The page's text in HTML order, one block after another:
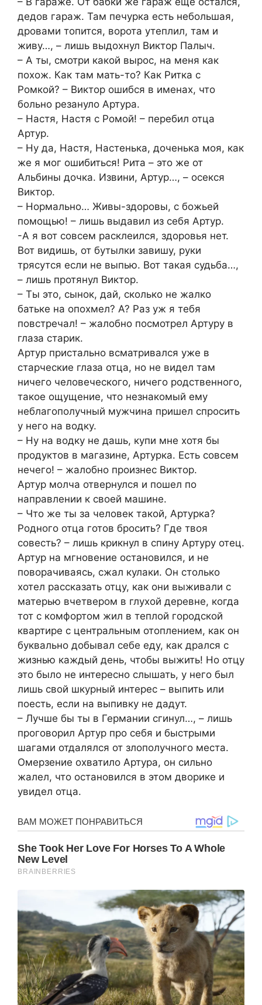
дедов гараж. Там печурка есть небольшая,
дровами топится, ворота утеплил, там и
живу…, – лишь выдохнул Виктор Палыч.
– А ты, смотри какой вырос, на меня как
похож. Как там мать-то? Как Ритка с
Ромкой? – Виктор ошибся в именах, что
больно резануло Артура.
– Настя, Настя с Ромой! – перебил отца
Артур.
– Ну да, Настя, Настенька, доченька моя, как
же я мог ошибиться! Рита – это же от
Альбины дочка. Извини, Артур…, – осекся
Виктор.
– Нормально… Живы-здоровы, с божьей
помощью! – лишь выдавил из себя Артур.
-А я вот совсем расклеился, здоровья нет.
Вот видишь, от бутылки завишу, руки
трясутся если не выпью. Вот такая судьба…,
– лишь протянул Виктор.
– Ты это, сынок, дай, сколько не жалко
батьке на опохмел? А? Раз уж я тебя
повстречал! – жалобно посмотрел Артуру в
глаза старик.
Артур пристально всматривался уже в
старческие глаза отца, но не видел там
ничего человеческого, ничего родственного,
такое ощущение, что незнакомый ему
неблагополучный мужчина пришел спросить
у него на водку.
– Ну на водку не дашь, купи мне хотя бы
продуктов в магазине, Артурка. Есть совсем
нечего! – жалобно произнес Виктор.
Артур молча отвернулся и пошел по
направлении к своей машине.
– Что же ты за человек такой, Артурка?
Родного отца готов бросить? Где твоя
совесть? – лишь крикнул в спину Артуру отец.
Артур на мгновение остановился, и не
поворачиваясь, сжал кулаки. Он столько
хотел рассказать отцу, как они выживали с
матерью вчетвером в глухой деревне, когда
тот с комфортом жил в теплой городской
квартире с центральным отоплением, как он
буквально добывал себе еду, как дрался с
жизнью каждый день, чтобы выжить! Но отцу
это было не интересно слышать, у него был
лишь свой шкурный интерес – выпить или
поесть, если на выпивку не дадут.
– Лучше бы ты в Германии сгинул…, – лишь
проговорил Артур про себя и быстрыми
шагами отдалялся от злополучного места.
Омерзение охватило Артура, он сильно
жалел, что остановился в этом дворике и
увидел отца.